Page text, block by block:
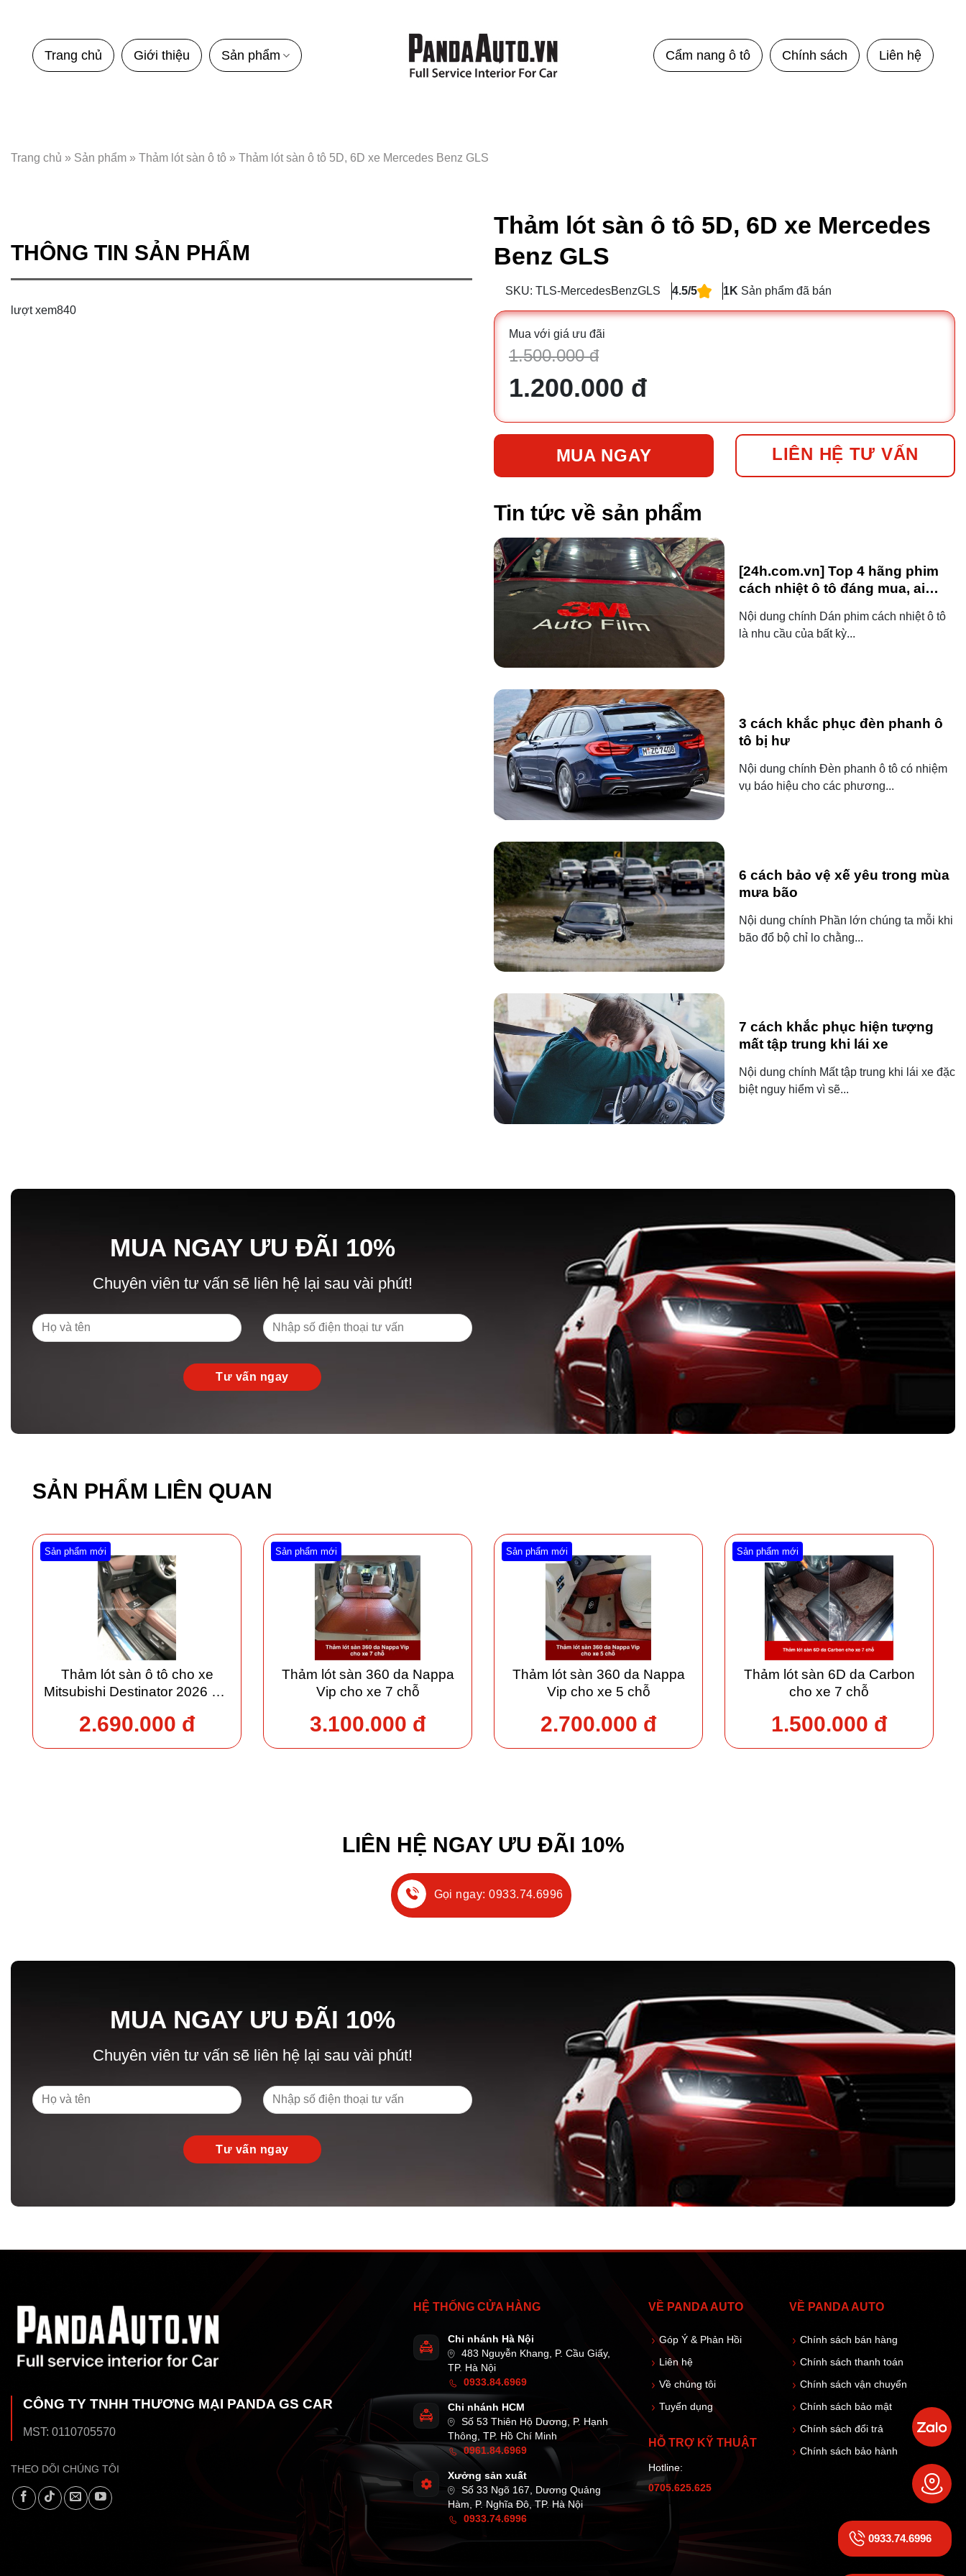
Trang chủ Giới thiệu Sản phẩm Cẩm nang ô tô Chính sách Liên hệ
Trang chủ » Sản phẩm » Thảm lót sàn ô tô » Thảm lót sàn ô tô 5D, 6D xe Mercedes Benz GLS
THÔNG TIN SẢN PHẨM
lượt xem840
Thảm lót sàn ô tô 5D, 6D xe Mercedes
Benz GLS
SKU: TLS-MercedesBenzGLS 4.5/5 1K Sản phẩm đã bán
Mua với giá ưu đãi
1.500.000 đ
1.200.000 đ
MUA NGAY LIÊN HỆ TƯ VẤN
Tin tức về sản phẩm
[24h.com.vn] Top 4 hãng phim
cách nhiệt ô tô đáng mua, ai
Nội dung chính Dán phim cách nhiệt ô tô
là nhu cầu của bất kỳ...
3 cách khắc phục đèn phanh ô
tô bị hư
Nội dung chính Đèn phanh ô tô có nhiệm
vụ báo hiệu cho các phương...
6 cách bảo vệ xế yêu trong mùa
mưa bão
Nội dung chính Phần lớn chúng ta mỗi khi
bão đổ bộ chỉ lo chằng...
7 cách khắc phục hiện tượng
mất tập trung khi lái xe
Nội dung chính Mất tập trung khi lái xe đặc
biệt nguy hiểm vì sẽ...
MUA NGAY ƯU ĐÃI 10%
Chuyên viên tư vấn sẽ liên hệ lại sau vài phút!
SẢN PHẨM LIÊN QUAN
Sản phẩm mới
Thảm lót sàn ô tô cho xe
Mitsubishi Destinator 2026 giá
2.690.000 đ
Sản phẩm mới
Thảm lót sàn 360 da Nappa
Vip cho xe 7 chỗ
3.100.000 đ
Sản phẩm mới
Thảm lót sàn 360 da Nappa
Vip cho xe 5 chỗ
2.700.000 đ
Sản phẩm mới
Thảm lót sàn 6D da Carbon
cho xe 7 chỗ
1.500.000 đ
LIÊN HỆ NGAY ƯU ĐÃI 10%
Gọi ngay: 0933.74.6996
MUA NGAY ƯU ĐÃI 10%
Chuyên viên tư vấn sẽ liên hệ lại sau vài phút!
CÔNG TY TNHH THƯƠNG MẠI PANDA GS CAR
MST: 0110705570
THEO DÕI CHÚNG TÔI
HỆ THỐNG CỬA HÀNG
Chi nhánh Hà Nội
483 Nguyễn Khang, P. Cầu Giấy,
TP. Hà Nội
0933.84.6969
Chi nhánh HCM
Số 53 Thiên Hộ Dương, P. Hạnh
Thông, TP. Hồ Chí Minh
0961.84.6969
Xưởng sản xuất
Số 33 Ngõ 167, Dương Quảng
Hàm, P. Nghĩa Đô, TP. Hà Nội
0933.74.6996
VỀ PANDA AUTO
Góp Ý & Phản Hồi
Liên hệ
Về chúng tôi
Tuyển dụng
HỖ TRỢ KỸ THUẬT
Hotline:
0705.625.625
VỀ PANDA AUTO
Chính sách bán hàng
Chính sách thanh toán
Chính sách vận chuyển
Chính sách bảo mật
Chính sách đổi trả
Chính sách bảo hành
0933.74.6996